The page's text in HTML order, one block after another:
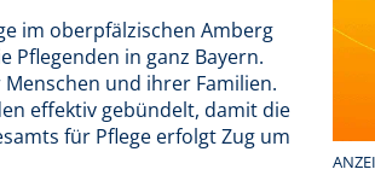
im oberpfälzischen Amberg
Pflegenden in ganz Bayern.
und ihrer Familien.
effektiv gebündelt, damit die
für Pflege erfolgt Zug um